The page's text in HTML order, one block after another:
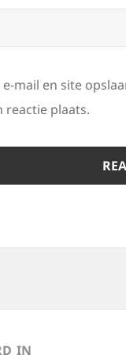
mail en site
reactie plaats.
IN